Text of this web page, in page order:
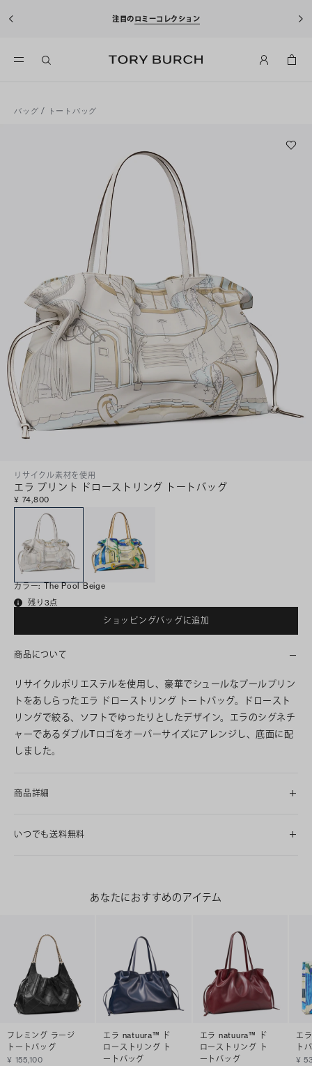
注目のロミーコレクション
バッグ / トートバッグ
リサイクル素材を使用
エラ プリント ドローストリング トートバッグ
¥ 74,800
カラー: The Pool Beige
残り3点
ショッピングバッグに追加
商品について
リサイクルポリエステルを使用し、豪華でシュールなプールプリン
トをあしらったエラ ドローストリング トートバッグ。ドロースト
リングで絞る、ソフトでゆったりとしたデザイン。エラのシグネチ
ャーであるダブルTロゴをオーバーサイズにアレンジし、底面に配
しました。
商品詳細
いつでも送料無料
あなたにおすすめのアイテム
フレミング ラージ
トートバッグ
¥ 155,100
エラ natuura™ ド
ローストリング ト
ートバッグ
エラ natuura™ ド
ローストリング ト
ートバッグ
エ
ト
¥